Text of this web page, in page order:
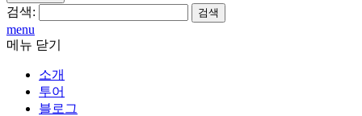
검색:
menu
메뉴 닫기
소개
투어
블로그